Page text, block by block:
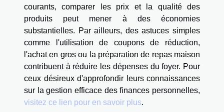
courants, comparer les prix et la qualité des
produits peut mener à des économies
substantielles. Par ailleurs, des astuces simples
comme l'utilisation de coupons de réduction,
l'achat en gros ou la préparation de repas maison
contribuent à réduire les dépenses du foyer. Pour
ceux désireux d'approfondir leurs connaissances
sur la gestion efficace des finances personnelles,
visitez ce lien pour en savoir plus.